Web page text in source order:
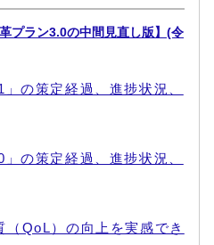
プラン3.0の中間見直し版】(令
」の策定経過、進捗状況、
」の策定経過、進捗状況、
QoL）の向上を実感でき